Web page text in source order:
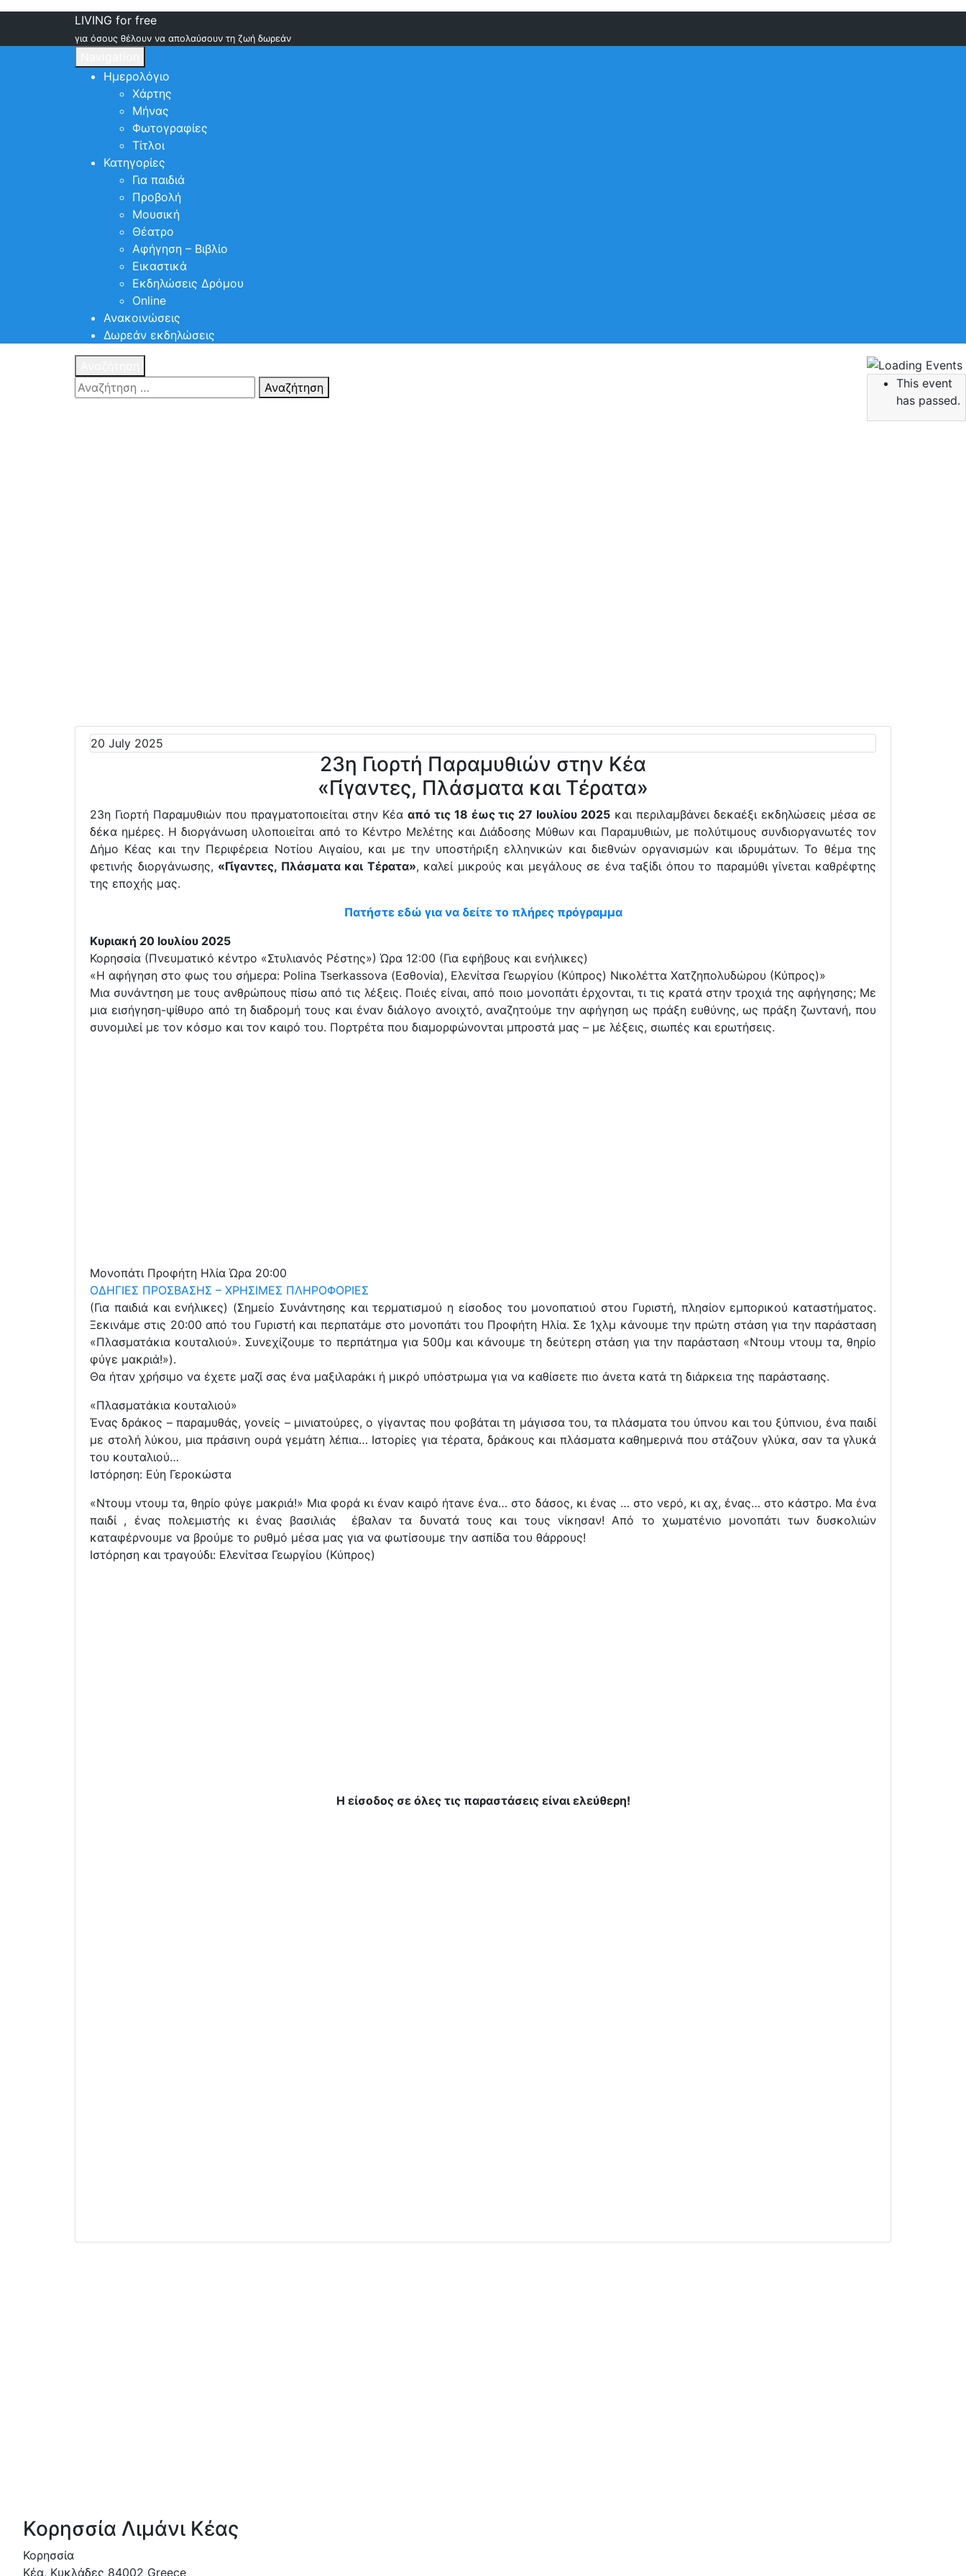
LIVING for free
για όσους θέλουν να απολαύσουν τη ζωή δωρεάν
Ημερολόγιο
Χάρτης
Μήνας
Φωτογραφίες
Τίτλοι
Κατηγορίες
Για παιδιά
Προβολή
Μουσική
Θέατρο
Αφήγηση – Βιβλίο
Εικαστικά
Εκδηλώσεις Δρόμου
Online
Ανακοινώσεις
Δωρεάν εκδηλώσεις
Αναζήτηση
This event
has passed.
20 July 2025
23η Γιορτή Παραμυθιών στην Κέα
«Γίγαντες, Πλάσματα και Τέρατα»
23η Γιορτή Παραμυθιών που πραγματοποιείται στην Κέα από τις 18 έως τις 27 Ιουλίου 2025 και περιλαμβάνει δεκαέξι εκδηλώσεις μέσα σε
δέκα ημέρες. Η διοργάνωση υλοποιείται από το Κέντρο Μελέτης και Διάδοσης Μύθων και Παραμυθιών, με πολύτιμους συνδιοργανωτές τον
Δήμο Κέας και την Περιφέρεια Νοτίου Αιγαίου, και με την υποστήριξη ελληνικών και διεθνών οργανισμών και ιδρυμάτων. Το θέμα της
φετινής διοργάνωσης, «Γίγαντες, Πλάσματα και Τέρατα», καλεί μικρούς και μεγάλους σε ένα ταξίδι όπου το παραμύθι γίνεται καθρέφτης
της εποχής μας.
Πατήστε εδώ για να δείτε το πλήρες πρόγραμμα
Κυριακή 20 Ιουλίου 2025
Κορησσία (Πνευματικό κέντρο «Στυλιανός Ρέστης») Ώρα 12:00 (Για εφήβους και ενήλικες)
«Η αφήγηση στο φως του σήμερα: Polina Tserkassova (Εσθονία), Ελενίτσα Γεωργίου (Κύπρος) Νικολέττα Χατζηπολυδώρου (Κύπρος)»
Μια συνάντηση με τους ανθρώπους πίσω από τις λέξεις. Ποιές είναι, από ποιο μονοπάτι έρχονται, τι τις κρατά στην τροχιά της αφήγησης; Με
μια εισήγηση-ψίθυρο από τη διαδρομή τους και έναν διάλογο ανοιχτό, αναζητούμε την αφήγηση ως πράξη ευθύνης, ως πράξη ζωντανή, που
συνομιλεί με τον κόσμο και τον καιρό του. Πορτρέτα που διαμορφώνονται μπροστά μας – με λέξεις, σιωπές και ερωτήσεις.
Μονοπάτι Προφήτη Ηλία Ώρα 20:00
ΟΔΗΓΙΕΣ ΠΡΟΣΒΑΣΗΣ – ΧΡΗΣΙΜΕΣ ΠΛΗΡΟΦΟΡΙΕΣ
(Για παιδιά και ενήλικες) (Σημείο Συνάντησης και τερματισμού η είσοδος του μονοπατιού στου Γυριστή, πλησίον εμπορικού καταστήματος.
Ξεκινάμε στις 20:00 από του Γυριστή και περπατάμε στο μονοπάτι του Προφήτη Ηλία. Σε 1χλμ κάνουμε την πρώτη στάση για την παράσταση
«Πλασματάκια κουταλιού». Συνεχίζουμε το περπάτημα για 500μ και κάνουμε τη δεύτερη στάση για την παράσταση «Ντουμ ντουμ τα, θηρίο
φύγε μακριά!»).
Θα ήταν χρήσιμο να έχετε μαζί σας ένα μαξιλαράκι ή μικρό υπόστρωμα για να καθίσετε πιο άνετα κατά τη διάρκεια της παράστασης.
«Πλασματάκια κουταλιού»
Ένας δράκος – παραμυθάς, γονείς – μινιατούρες, ο γίγαντας που φοβάται τη μάγισσα του, τα πλάσματα του ύπνου και του ξύπνιου, ένα παιδί
με στολή λύκου, μια πράσινη ουρά γεμάτη λέπια… Ιστορίες για τέρατα, δράκους και πλάσματα καθημερινά που στάζουν γλύκα, σαν τα γλυκά
του κουταλιού…
Ιστόρηση: Εύη Γεροκώστα
«Ντουμ ντουμ τα, θηρίο φύγε μακριά!» Μια φορά κι έναν καιρό ήτανε ένα… στο δάσος, κι ένας … στο νερό, κι αχ, ένας… στο κάστρο. Μα ένα
παιδί , ένας πολεμιστής κι ένας βασιλιάς έβαλαν τα δυνατά τους και τους νίκησαν! Από το χωματένιο μονοπάτι των δυσκολιών
καταφέρνουμε να βρούμε το ρυθμό μέσα μας για να φωτίσουμε την ασπίδα του θάρρους!
Ιστόρηση και τραγούδι: Ελενίτσα Γεωργίου (Κύπρος)
Η είσοδος σε όλες τις παραστάσεις είναι ελεύθερη!
Κορησσία Λιμάνι Κέας
Κορησσία
Κέα, Κυκλάδες 84002 Greece